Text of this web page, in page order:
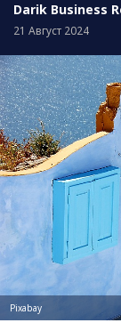
Darik Business
21 Август 2024
Pixabay